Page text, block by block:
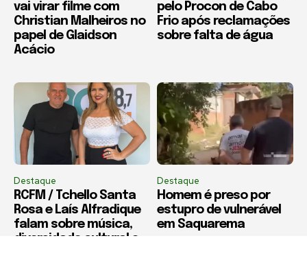
vai virar filme com
Christian Malheiros no
papel de Glaidson
Acácio
pelo Procon de Cabo
Frio após reclamações
sobre falta de água
Destaque
RCFM / Tchello Santa
Rosa e Laís Alfradique
falam sobre música,
diversidade cultural e
Destaque
Homem é preso por
estupro de vulnerável
em Saquarema